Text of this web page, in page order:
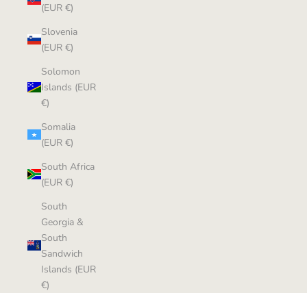
(EUR €)
Slovenia
(EUR €)
Solomon
Islands (EUR
€)
Somalia
(EUR €)
South Africa
(EUR €)
South
Georgia &
South
Sandwich
Islands (EUR
€)